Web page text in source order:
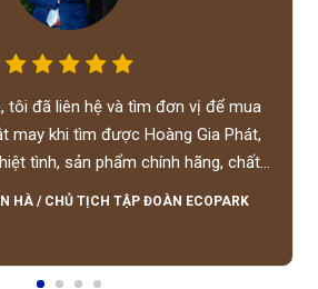
tôi đã liên hệ và tìm đơn vị để mua
may khi tìm được Hoàng Gia Phát,
tình, sản phẩm chính hãng, chất
giá hợp lý, hỗ trợ tận tình.
HÀ / CHỦ TỊCH TẬP ĐOÀN ECOPARK